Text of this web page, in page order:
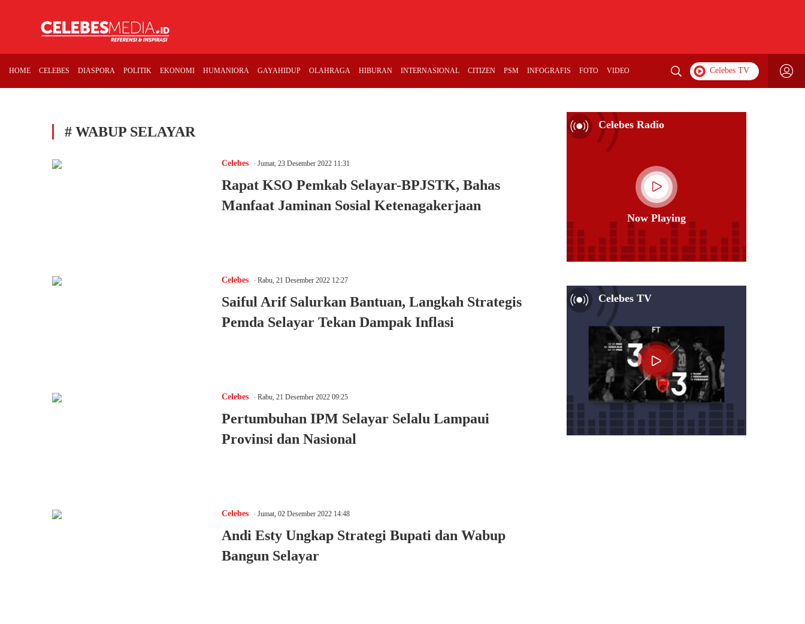
HOME CELEBES DIASPORA POLITIK EKONOMI HUMANIORA GAYAHIDUP OLAHRAGA HIBURAN INTERNASIONAL CITIZEN PSM INFOGRAFIS FOTO VIDEO
# WABUP SELAYAR
Celebes . Jumat, 23 Desember 2022 11:31
Rapat KSO Pemkab Selayar-BPJSTK, Bahas
Manfaat Jaminan Sosial Ketenagakerjaan
Celebes . Rabu, 21 Desember 2022 12:27
Saiful Arif Salurkan Bantuan, Langkah Strategis
Pemda Selayar Tekan Dampak Inflasi
Celebes . Rabu, 21 Desember 2022 09:25
Pertumbuhan IPM Selayar Selalu Lampaui
Provinsi dan Nasional
Celebes . Jumat, 02 Desember 2022 14:48
Andi Esty Ungkap Strategi Bupati dan Wabup
Bangun Selayar
Celebes Radio
Now Playing
Celebes TV
Now Playing